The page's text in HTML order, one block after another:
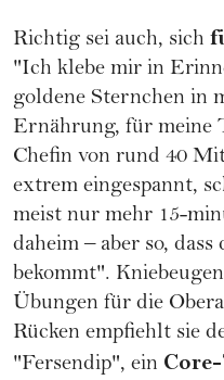
Richtig sei auch, sich
"Ich klebe mir in
goldene Sternchen in
Ernährung, für meine
Chefin von rund 40
extrem eingespannt,
meist nur mehr 15-
daheim – aber so,
bekommt".
Übungen für die
Rücken empfiehlt sie
"Fersendip", ein